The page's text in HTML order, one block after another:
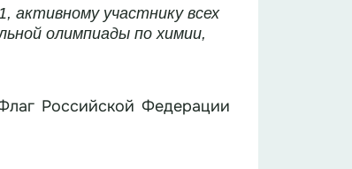
участнику всех
олимпиады по химии,
Российской Федерации